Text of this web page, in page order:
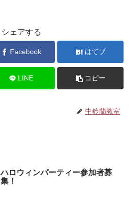
シェアする
Facebook はてブ
LINE コピー
中鈴蘭教室
ハロウィンパーティー参加者募
集！